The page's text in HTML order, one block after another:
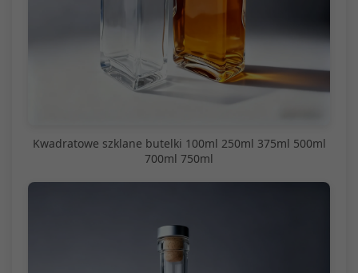
Kwadratowe szklane butelki 100ml 250ml 375ml 500ml
700ml 750ml